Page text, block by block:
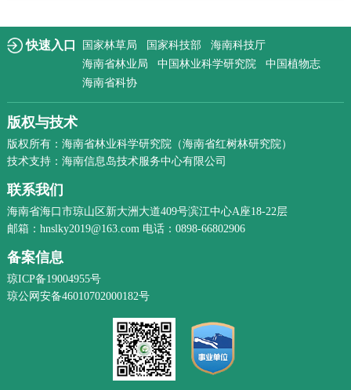
快速入口 国家林草局 国家科技部
海南科技厅
海南省林业局
中国林业科学研究院
中国植物志
海南省科协
版权与技术
版权所有：海南省林业科学研究院（海南省红树林研究院）
技术支持：海南信息岛技术服务中心有限公司
联系我们
海南省海口市琼山区新大洲大道409号滨江中心A座18-22层
邮箱：hnslky2019@163.com 电话：0898-66802906
备案信息
琼ICP备19004955号
琼公网安备46010702000182号